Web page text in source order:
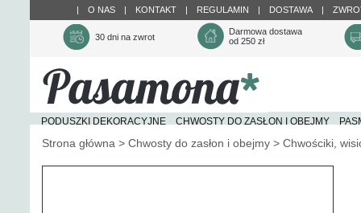
| O NAS | KONTAKT | REGULAMIN | DOSTAWA |
30 dni na zwrot
Darmowa dostawa
od 250 zł
PODUSZKI DEKORACYJNE CHWOSTY DO ZASŁON I OBEJMY
Strona główna > Chwosty do zasłon i obejmy > Chwościki,